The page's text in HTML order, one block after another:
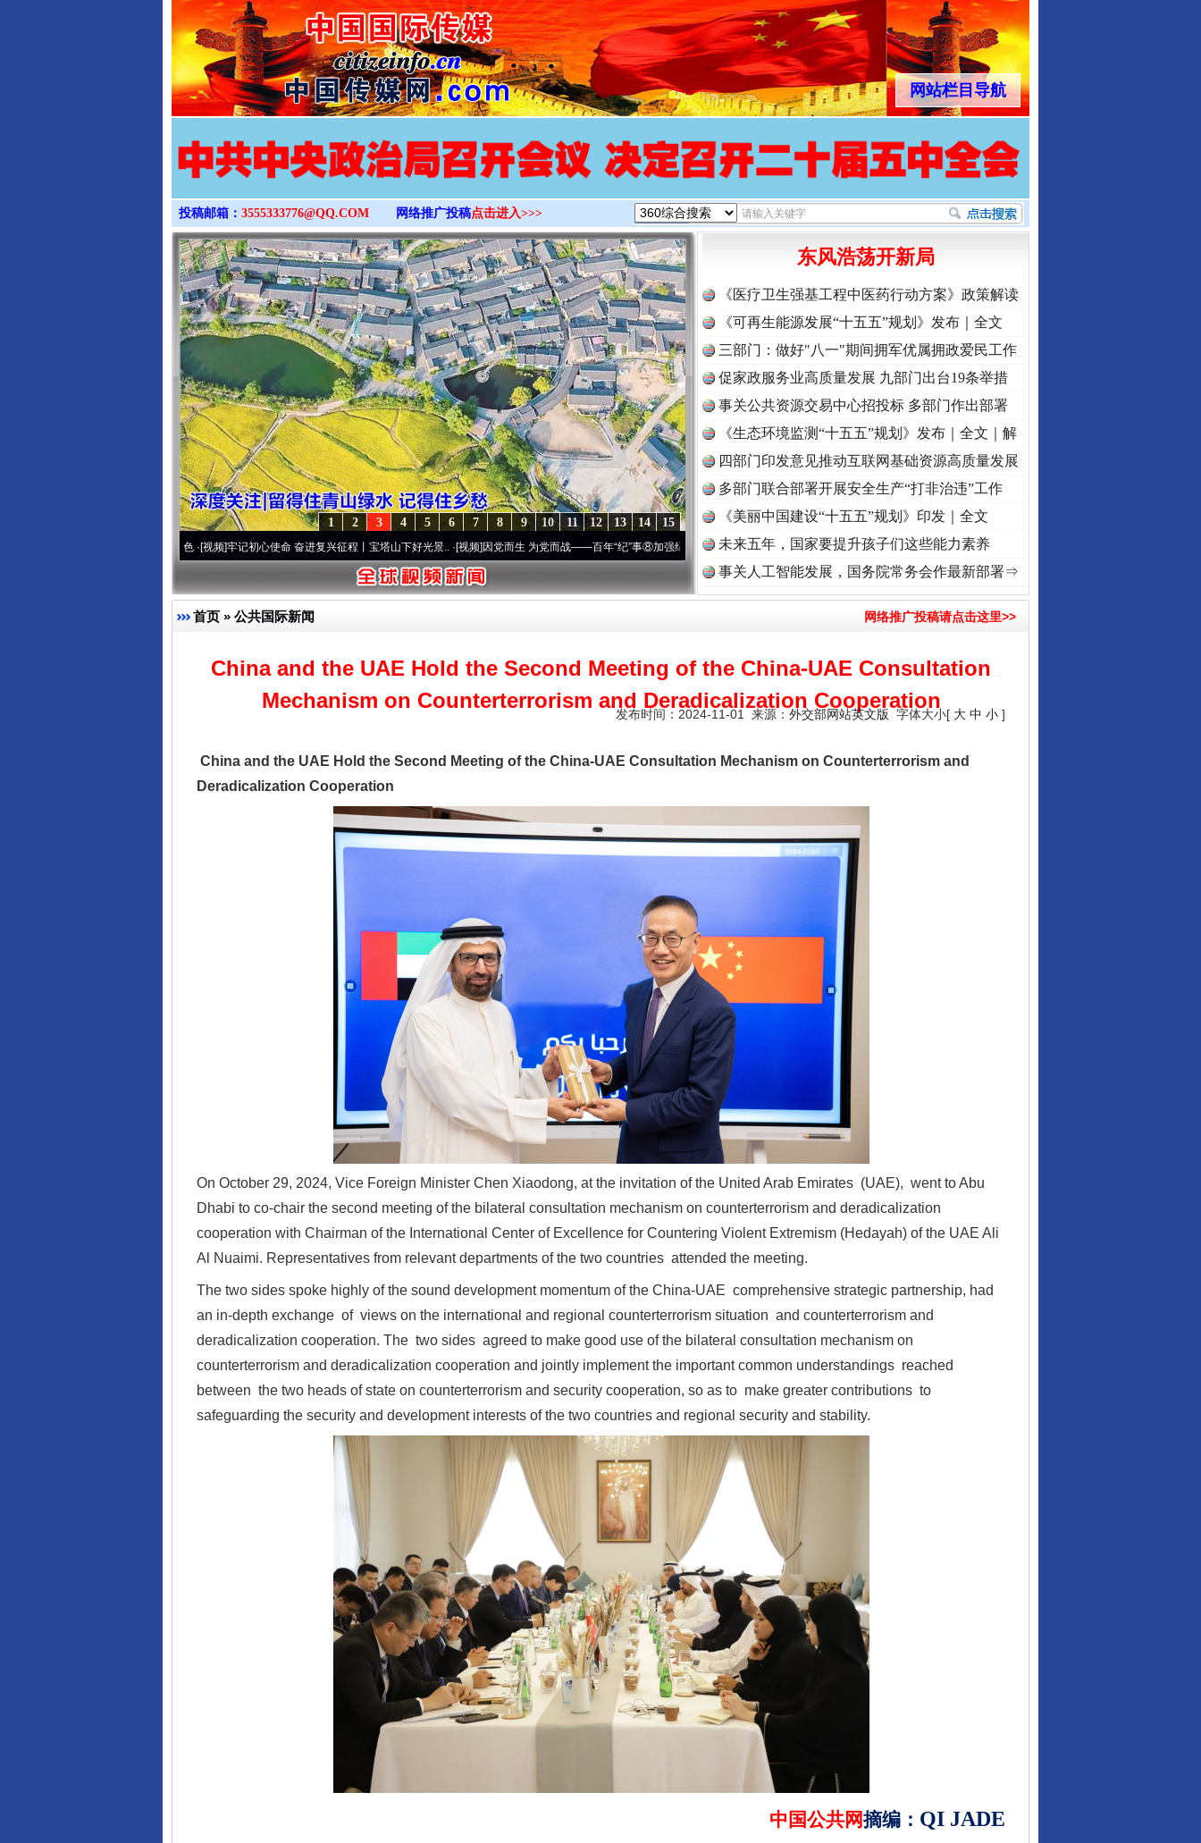
>
网站栏目导航
投稿邮箱： 3555333776@QQ.COM 网络推广投稿点击进入>>>
15
14
13
12
11
10
9
8
7
6
5
4
3
2
1
牢记初心使命 奋进复兴征程丨宝塔山下好光景..·[视频]因党而生 为党而战——百年“纪”事⑧加强纪律..·[视频]牢记初心使命 奋进复兴征程丨“转折之城”激荡.. ·[视频]牢记初心使命 奋进复兴征程丨红船起航处 潮起..
东风浩荡开新局
《医疗卫生强基工程中医药行动方案》政策解读
《可再生能源发展“十五五”规划》发布｜全文
三部门：做好"八一"期间拥军优属拥政爱民工作
促家政服务业高质量发展 九部门出台19条举措
事关公共资源交易中心招投标 多部门作出部署
《生态环境监测“十五五”规划》发布｜全文｜解
读
四部门印发意见推动互联网基础资源高质量发展
多部门联合部署开展安全生产“打非治违”工作
《美丽中国建设“十五五”规划》印发｜全文
未来五年，国家要提升孩子们这些能力素养
事关人工智能发展，国务院常务会作最新部署⇒
首页 » 公共国际新闻 网络推广投稿请点击这里>>
China and the UAE Hold the Second Meeting of the China-UAE Consultation
Mechanism on Counterterrorism and Deradicalization Cooperation
发布时间：2024-11-01 来源： 外交部网站英文版 字体大小[ 大 中 小 ]
China and the UAE Hold the Second Meeting of the China-UAE Consultation Mechanism on Counterterrorism and
Deradicalization Cooperation
On October 29, 2024, Vice Foreign Minister Chen Xiaodong, at the invitation of the United Arab Emirates (UAE), went to Abu
Dhabi to co-chair the second meeting of the bilateral consultation mechanism on counterterrorism and deradicalization
cooperation with Chairman of the International Center of Excellence for Countering Violent Extremism (Hedayah) of the UAE Ali
Al Nuaimi. Representatives from relevant departments of the two countries attended the meeting.
The two sides spoke highly of the sound development momentum of the China-UAE comprehensive strategic partnership, had
an in-depth exchange of views on the international and regional counterterrorism situation and counterterrorism and
deradicalization cooperation. The two sides agreed to make good use of the bilateral consultation mechanism on
counterterrorism and deradicalization cooperation and jointly implement the important common understandings reached
between the two heads of state on counterterrorism and security cooperation, so as to make greater contributions to
safeguarding the security and development interests of the two countries and regional security and stability.
中国公共网摘编 ： QI JADE
完善运行机制助力责任有效落实 一纸欠条伤亲情 巡回调解促和解.. 行业协会接连发公告
东山县通报“牛蛙产品抗生素超标问题” 法徽映军营 权益有保障